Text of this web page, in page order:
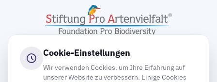
Cookie-Einstellungen
Wir verwenden Cookies, um Ihre Erfahrung auf
unserer Website zu verbessern. Einige Cookies